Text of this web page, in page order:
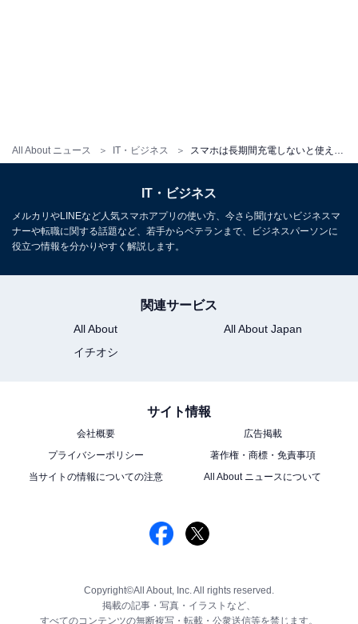
All About ニュース IT・ビジネス
IT・ビジネス
メルカリやLINEなど人気スマホアプリの使い方、今さら聞けないビジネスマ
ナーや転職に関する話題など、若手からベテランまで、ビジネスパーソンに
役立つ情報を分かりやすく解説します。
関連サービス
All About
All About Japan
イチオシ
サイト情報
会社概要
広告掲載
プライバシーポリシー
著作権・商標・免責事項
当サイトの情報についての注意
All About ニュースについて
Copyright©All About, Inc. All rights reserved.
掲載の記事・写真・イラストなど、
すべてのコンテンツの無断複写・転載・公衆送信等を禁じます。